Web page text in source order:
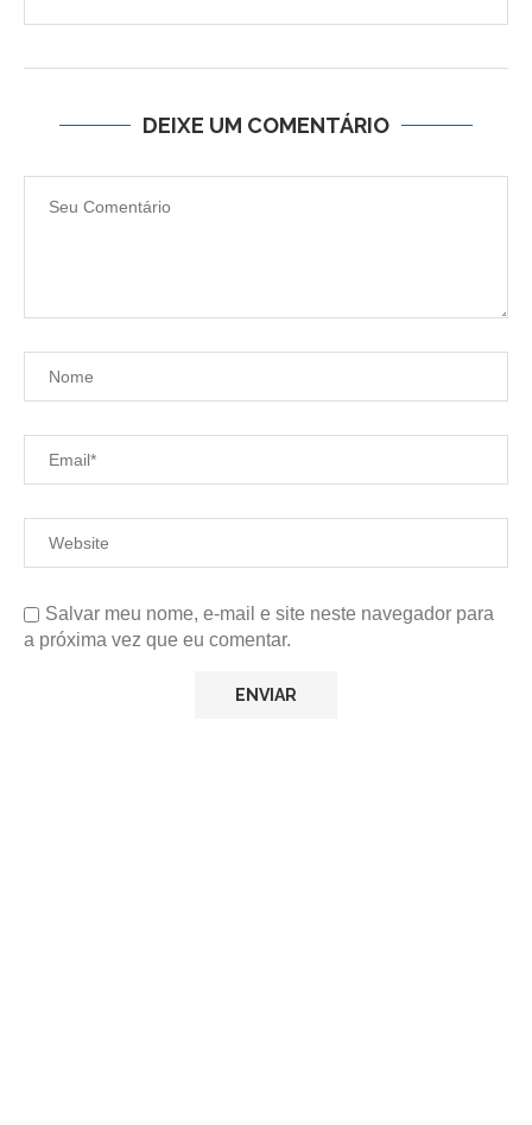
DEIXE UM COMENTÁRIO
Salvar meu nome, e-mail e site neste navegador para
a próxima vez que eu comentar.